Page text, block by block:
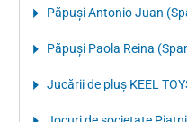
Păpuși Antonio Juan
Păpuși Paola Reina
Jucării de pluș KEEL